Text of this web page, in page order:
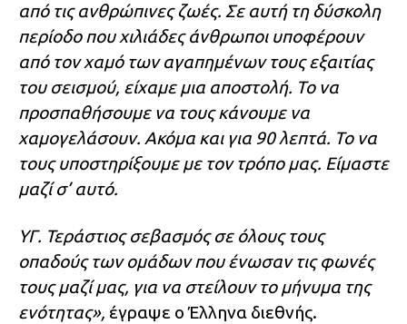
από τις ανθρώπινες ζωές. Σε αυτή τη δύσκολη
περίοδο που χιλιάδες άνθρωποι υποφέρουν
από τον χαμό των αγαπημένων τους εξαιτίας
του σεισμού, είχαμε μια αποστολή. Το να
προσπαθήσουμε να τους κάνουμε να
χαμογελάσουν. Ακόμα και για 90 λεπτά. Το να
τους υποστηρίξουμε με τον τρόπο μας. Είμαστε
μαζί σ’ αυτό.
ΥΓ. Τεράστιος σεβασμός σε όλους τους
οπαδούς των ομάδων που ένωσαν τις φωνές
τους μαζί μας, για να στείλουν το μήνυμα της
ενότητας», έγραψε ο Έλληνα διεθνής.